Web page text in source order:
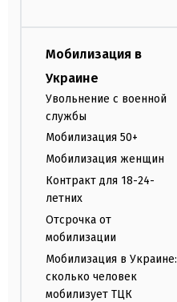
Мобилизация в
Украине
Увольнение с военной
службы
Мобилизация 50+
Мобилизация женщин
Контракт для 18-24-
летних
Отсрочка от
мобилизации
Мобилизация в Украине:
сколько человек
мобилизует ТЦК